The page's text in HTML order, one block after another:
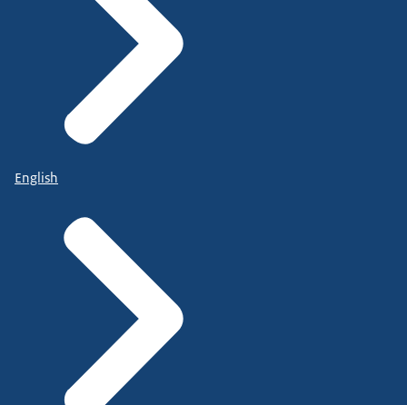
English